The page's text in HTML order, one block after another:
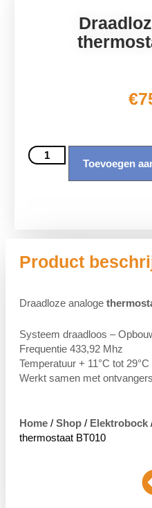
€
Toevoegen
Product
Draadloze analoge
Systeem draadloos –
Frequentie 433,92 Mhz
Temperatuur + 11°C tot 29°C
Werkt samen met
Home / Shop / Elektrobock
thermostaat BT010